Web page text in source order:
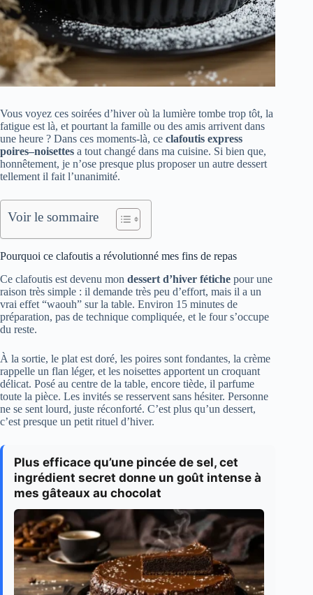
Vous voyez ces soirées d’hiver où la lumière tombe trop tôt, la
fatigue est là, et pourtant la famille ou des amis arrivent dans
une heure ? Dans ces moments-là, ce clafoutis express
poires–noisettes a tout changé dans ma cuisine. Si bien que,
honnêtement, je n’ose presque plus proposer un autre dessert
tellement il fait l’unanimité.
Voir le sommaire
Pourquoi ce clafoutis a révolutionné mes fins de repas
Ce clafoutis est devenu mon dessert d’hiver fétiche pour une
raison très simple : il demande très peu d’effort, mais il a un
vrai effet “waouh” sur la table. Environ 15 minutes de
préparation, pas de technique compliquée, et le four s’occupe
du reste.
À la sortie, le plat est doré, les poires sont fondantes, la crème
rappelle un flan léger, et les noisettes apportent un croquant
délicat. Posé au centre de la table, encore tiède, il parfume
toute la pièce. Les invités se resservent sans hésiter. Personne
ne se sent lourd, juste réconforté. C’est plus qu’un dessert,
c’est presque un petit rituel d’hiver.
Plus efficace qu’une pincée de sel, cet
ingrédient secret donne un goût intense à
mes gâteaux au chocolat